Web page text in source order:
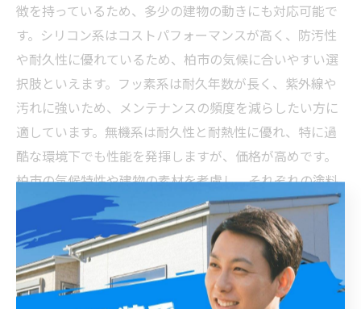
徴を持っているため、多少の建物の動きにも対応可能で
す。シリコン系はコストパフォーマンスが高く、防汚性
や耐久性に優れているため、柏市の気候に合いやすい選
択肢といえます。フッ素系は耐久年数が長く、紫外線や
汚れに強いため、メンテナンスの頻度を減らしたい方に
適しています。無機系は耐久性と耐熱性に優れ、特に過
酷な環境下でも性能を発揮しますが、価格が高めです。
柏市の気候特性や建物の素材を考慮し、それぞれの塗料
のメリットとデメリットを理解した上で選ぶことが、長
持ちする外壁塗装の秘訣です。信頼できる業者に相談
し、最適な塗料選びを心がけましょう。